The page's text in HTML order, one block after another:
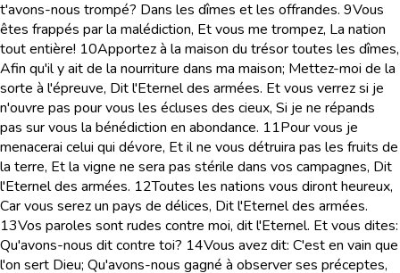
t'avons-nous trompé? Dans les dîmes et les offrandes. 9Vous
êtes frappés par la malédiction, Et vous me trompez, La nation
tout entière! 10Apportez à la maison du trésor toutes les dîmes,
Afin qu'il y ait de la nourriture dans ma maison; Mettez-moi de la
sorte à l'épreuve, Dit l'Eternel des armées. Et vous verrez si je
n'ouvre pas pour vous les écluses des cieux, Si je ne répands
pas sur vous la bénédiction en abondance. 11Pour vous je
menacerai celui qui dévore, Et il ne vous détruira pas les fruits de
la terre, Et la vigne ne sera pas stérile dans vos campagnes, Dit
l'Eternel des armées. 12Toutes les nations vous diront heureux,
Car vous serez un pays de délices, Dit l'Eternel des armées.
13Vos paroles sont rudes contre moi, dit l'Eternel. Et vous dites:
Qu'avons-nous dit contre toi? 14Vous avez dit: C'est en vain que
l'on sert Dieu; Qu'avons-nous gagné à observer ses préceptes,